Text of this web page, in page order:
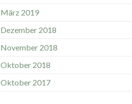
März 2019
Dezember 2018
November 2018
Oktober 2018
Oktober 2017